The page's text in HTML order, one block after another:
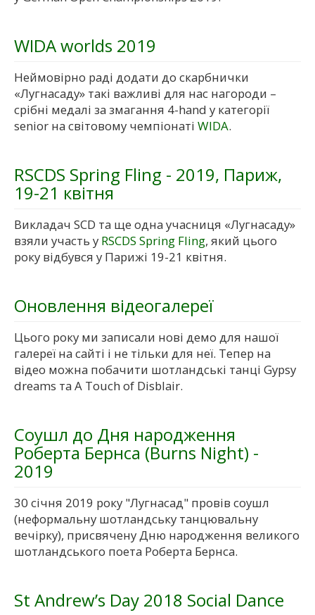
WIDA worlds 2019
Неймовірно раді додати до скарбнички
«Лугнасаду» такі важливі для нас нагороди –
срібні медалі за змагання 4-hand у категорії
senior на світовому чемпіонаті WIDA.
RSCDS Spring Fling - 2019, Париж,
19-21 квітня
Викладач SCD та ще одна учасниця «Лугнасаду»
взяли участь у RSCDS Spring Fling, який цього
року відбувся у Парижі 19-21 квітня.
Оновлення відеогалереї
Цього року ми записали нові демо для нашої
галереї на сайті і не тільки для неї. Тепер на
відео можна побачити шотландські танці Gypsy
dreams та A Touch of Disblair.
Соушл до Дня народження
Роберта Бернса (Burns Night) -
2019
30 січня 2019 року "Лугнасад" провів соушл
(неформальну шотландську танцювальну
вечірку), присвячену Дню народження великого
шотландського поета Роберта Бернса.
St Andrew’s Day 2018 Social Dance